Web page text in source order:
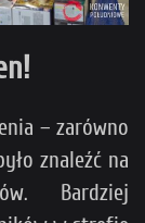
– zarówno
znaleźć na
Bardziej